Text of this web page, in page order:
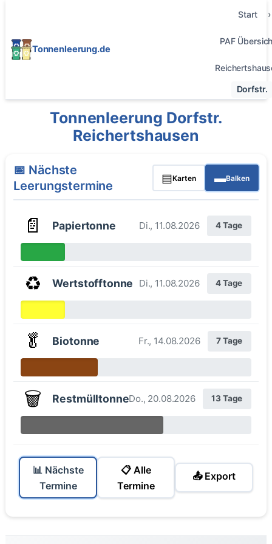
Tonnenleerung.de
Start
PAF
Dorfstr.
Tonnenleerung Dorfstr.
Reichertshausen
📅 Nächste
Leerungstermine
▤Karten ▬Balken
📄 Papiertonne Di., 11.08.2026 4 Tage
♻️ Wertstofftonne Di., 11.08.2026 4 Tage
🥬 Biotonne Fr., 14.08.2026 7 Tage
🗑️ RestmülltonneDo., 20.08.2026 13 Tage
📊 Nächste
Termine
📋 Alle
Termine
📤 Export